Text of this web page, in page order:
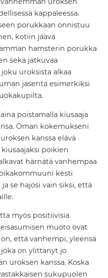
kappaleessa.
porukkaan onnistuu
kotiin jäävä
hamsterin porukka
sekä jatkuvaa
uroksista alkaa
jäsentä esimerkiksi
poistamalla kiusaaja
Oman kokemukseni
kanssa elävä
poikien
härnätä vanhempaa
kesti
se hajosi vain siksi, että
myös positiivisia
muoto ovat
että vanhempi, yleensä
on ylittänyt jo
uroksen kanssa. Koska
sukupuolen